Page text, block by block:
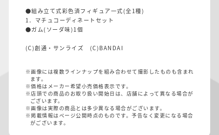
●組み立て式彩色済フィギュア一式(全1種)
1．マチュコーディネートセット
●ガム(ソーダ味)1個
(C)創通・サンライズ (C)BANDAI
※画像には複数ラインナップを組み合わせて撮影したものも含まれ
ます。
※価格はメーカー希望小売価格表示です。
※店頭での商品のお取り扱い開始日は、店舗によって異なる場合が
ございます。
※画像は実際の商品とは多少異なる場合がございます。
※掲載情報はページ公開時点のものです。予告なく変更になる場合
がございます。